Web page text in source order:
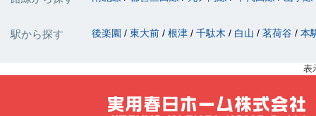
駅から探す 後楽園 東大前 根津 千駄木 白山 茗荷谷 本
表